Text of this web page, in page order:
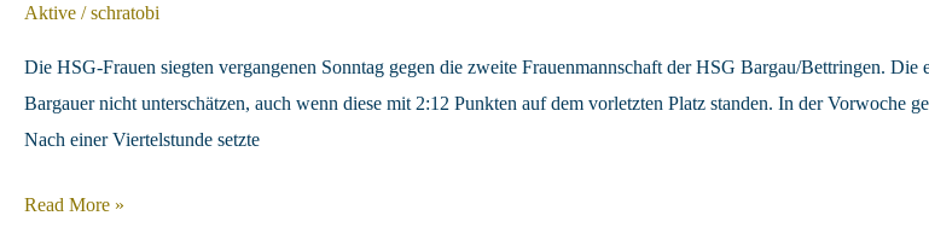
Aktive /schratobi
Die HSG-Frauen siegten vergangenen Sonntag gegen die zweite Frauenmannschaft der HSG Bargau/Bettringen.
Bargauer nicht unterschätzen, auch wenn diese mit 2:12 Punkten auf dem vorletzten Platz standen. In der Vorwoche
Nach einer Viertelstunde setzte
Torreicher
Read More »